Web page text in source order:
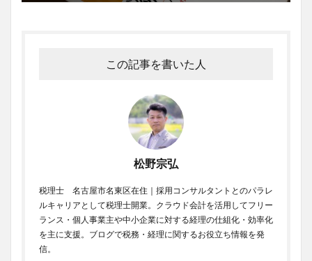
この記事を書いた人
松野宗弘
税理士 名古屋市名東区在住｜採用コンサルタントとのパラレ
ルキャリアとして税理士開業。クラウド会計を活用してフリー
ランス・個人事業主や中小企業に対する経理の仕組化・効率化
を主に支援。ブログで税務・経理に関するお役立ち情報を発
信。